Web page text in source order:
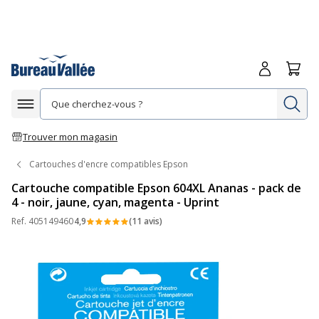
Afficher la navigation
Trouver mon magasin
Me
Cartouches d'encre compatibles Epson
Cartouche compatible Epson 604XL Ananas - pack de
4 - noir, jaune, cyan, magenta - Uprint
Ref. 4051494604,9 (11 avis)